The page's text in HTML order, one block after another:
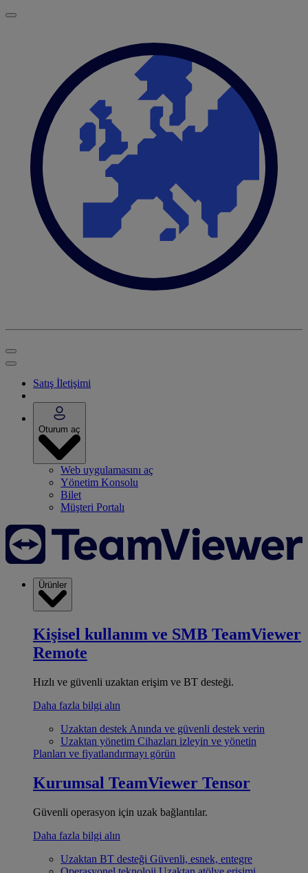
Satış İletişimi
Oturum aç
Web uygulamasını aç
Yönetim Konsolu
Bilet
Müşteri Portalı
Ürünler
Kişisel kullanım ve SMB TeamViewer
Remote
Hızlı ve güvenli uzaktan erişim ve BT desteği.
Daha fazla bilgi alın
Uzaktan destek Anında ve güvenli destek verin
Uzaktan yönetim Cihazları izleyin ve yönetin
Planları ve fiyatlandırmayı görün
Kurumsal TeamViewer Tensor
Güvenli operasyon için uzak bağlantılar.
Daha fazla bilgi alın
Uzaktan BT desteği Güvenli, esnek, entegre